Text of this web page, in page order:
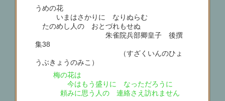
うめの花
いまはさかりに なりぬらむ
たのめし人の おとづれもせぬ
朱雀院兵部卿皇子 後撰
集38
（すざくいんのひょ
うぶきょうのみこ）
梅の花は
今はもう盛りに なっただろうに
頼みに思う人の 連絡さえ訪れません